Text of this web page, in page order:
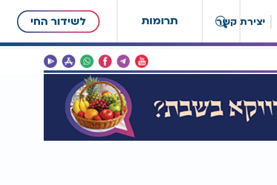
תרומות לשידור החי יצירת קשר